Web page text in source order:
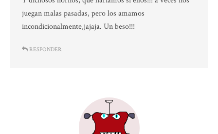
juegan malas pasadas, pero los amamos
incondicionalmente,jajaja. Un beso!!!
RESPONDER